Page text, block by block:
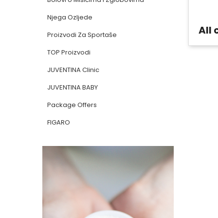
Njega Ozljede
Proizvodi Za Sportaše
TOP Proizvodi
JUVENTINA Clinic
JUVENTINA BABY
Package Offers
FIGARO
All